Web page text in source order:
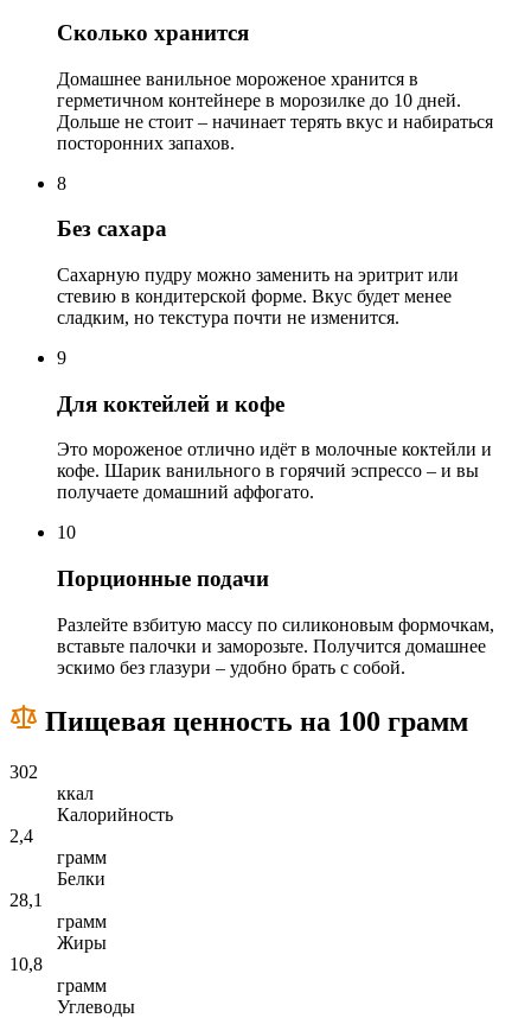
Сколько хранится
Домашнее ванильное мороженое хранится в
герметичном контейнере в морозилке до 10 дней.
Дольше не стоит – начинает терять вкус и набираться
посторонних запахов.
8
Без сахара
Сахарную пудру можно заменить на эритрит или
стевию в кондитерской форме. Вкус будет менее
сладким, но текстура почти не изменится.
9
Для коктейлей и кофе
Это мороженое отлично идёт в молочные коктейли и
кофе. Шарик ванильного в горячий эспрессо – и вы
получаете домашний аффогато.
10
Порционные подачи
Разлейте взбитую массу по силиконовым формочкам,
вставьте палочки и заморозьте. Получится домашнее
эскимо без глазури – удобно брать с собой.
Пищевая ценность на 100 грамм
302
ккал
Калорийность
2,4
грамм
Белки
28,1
грамм
Жиры
10,8
грамм
Углеводы